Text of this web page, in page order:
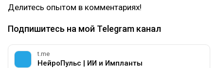
Делитесь опытом в комментариях!
Подпишитесь на мой Telegram канал
t.me
НейроПульс | ИИ и Импланты